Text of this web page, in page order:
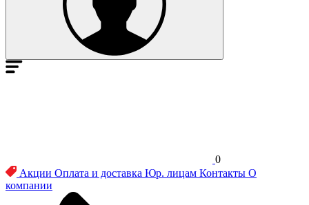
0
Акции Оплата и доставка Юр. лицам Контакты О
компании